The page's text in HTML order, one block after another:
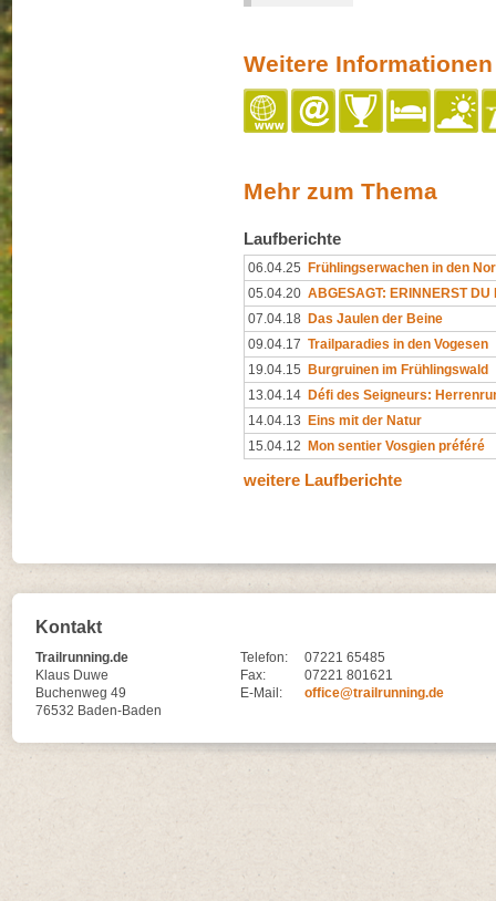
Weitere Informationen
Mehr zum Thema
Laufberichte
06.04.25 Frühlingserwachen in den
05.04.20 ABGESAGT: ERINNERST DU
07.04.18 Das Jaulen der Beine
09.04.17 Trailparadies in den Vogesen
19.04.15 Burgruinen im Frühlingswald
13.04.14 Défi des Seigneurs:
14.04.13 Eins mit der Natur
15.04.12 Mon sentier Vosgien préféré
weitere Laufberichte
Kontakt
Trailrunning.de
Klaus Duwe
Buchenweg 49
76532 Baden-Baden
Telefon:
07221 65485
Fax:
07221 801621
E-Mail:
office@trailrunning.de